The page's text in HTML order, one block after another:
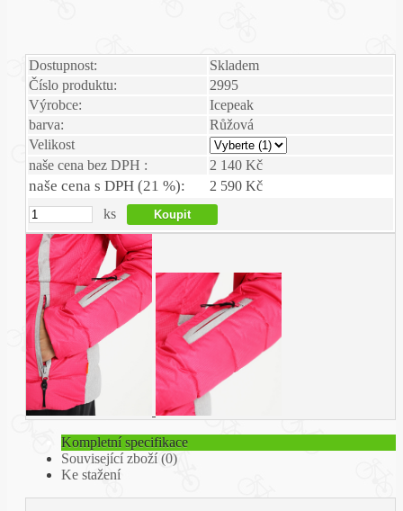
Dostupnost:
Skladem
Číslo produktu:
2995
Výrobce:
Icepeak
barva:
Růžová
Velikost
naše cena bez DPH :
2 140 Kč
naše cena s DPH (21 %):
2 590 Kč
ks
Kompletní specifikace
Související zboží (0)
Ke stažení